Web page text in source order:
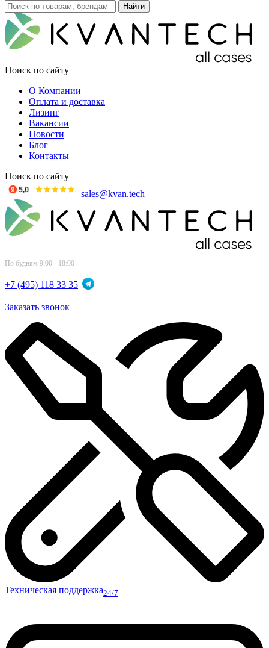
Поиск по сайту
О Компании
Оплата и доставка
Лизинг
Вакансии
Новости
Блог
Контакты
Поиск по сайту
sales@kvan.tech
По будням 9:00 - 18:00
+7 (495) 118 33 35
Заказать звонок
Техническая поддержка24/7